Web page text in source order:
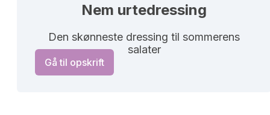
Nem urtedressing
Den skønneste dressing til sommerens
salater
Gå til opskrift